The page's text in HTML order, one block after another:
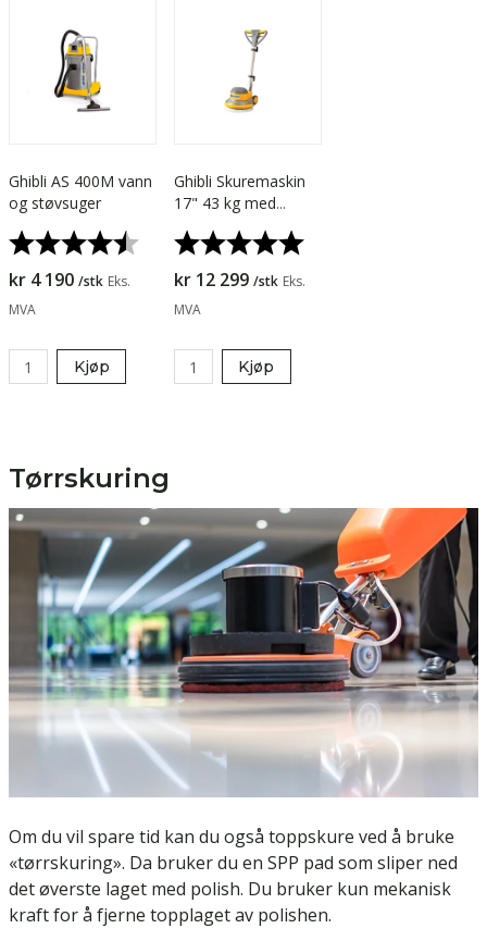
Ghibli AS 400M vann
og støvsuger
Karakter:
4.7 av 5 mulige
kr 4 190 /stk Eks.
MVA
Kjøp
Ghibli Skuremaskin
17" 43 kg med
padholder
Karakter:
5.0 av 5 mulige
kr 12 299 /stk Eks.
MVA
Kjøp
Tørrskuring
Om du vil spare tid kan du også toppskure ved å bruke
«tørrskuring». Da bruker du en SPP pad som sliper ned
det øverste laget med polish. Du bruker kun mekanisk
kraft for å fjerne topplaget av polishen.